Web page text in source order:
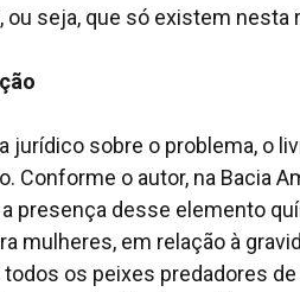
seja, que só existem nesta
jurídico sobre o problema, o
Conforme o autor, na Bacia
presença desse elemento
mulheres, em relação à
os peixes predadores